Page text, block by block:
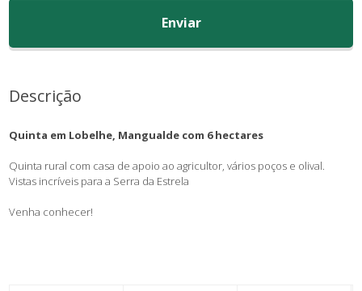
Enviar
Descrição
Quinta em Lobelhe, Mangualde com 6 hectares
Quinta rural com casa de apoio ao agricultor, vários poços e olival.
Vistas incríveis para a Serra da Estrela
Venha conhecer!